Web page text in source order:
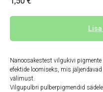
Nanoosakestest vilgukivi
efektide loomiseks, mis
välimust.
Vilgupulbri pulberpigmendid